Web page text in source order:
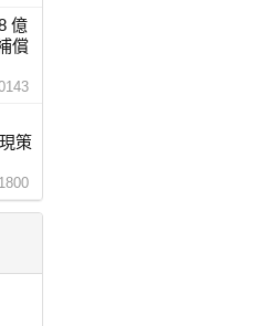
億
償
策
1800